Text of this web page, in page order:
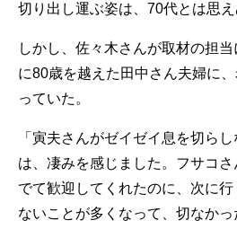
切り出し運ぶ姿は、70代とは思え
しかし、佐々木さんが取材の担
に80歳を越えた田中さん夫婦に
っていた。
「寅夫さんがゼイゼイ息を切ら
は、凄みを感じました。フサコ
でて歓迎してくれたのに、次に
ないことが多くなって、切なかっ